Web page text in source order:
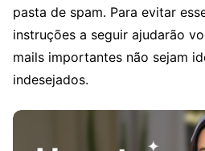
pasta de spam. Para evitar
instruções a seguir ajudarão
mails importantes não sejam
indesejados.